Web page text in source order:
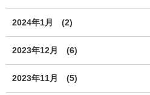
2024年1月 (2)
2023年12月 (6)
2023年11月 (5)